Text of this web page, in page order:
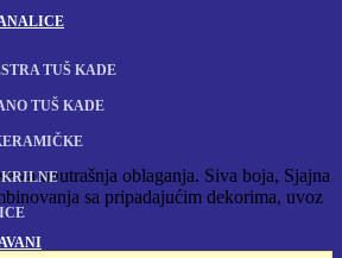
TUŠ KADE
TUŠ KADE
za unutrašnja oblaganja. Siva boja, Sjajna
sa pripadajućim dekorima, uvoz